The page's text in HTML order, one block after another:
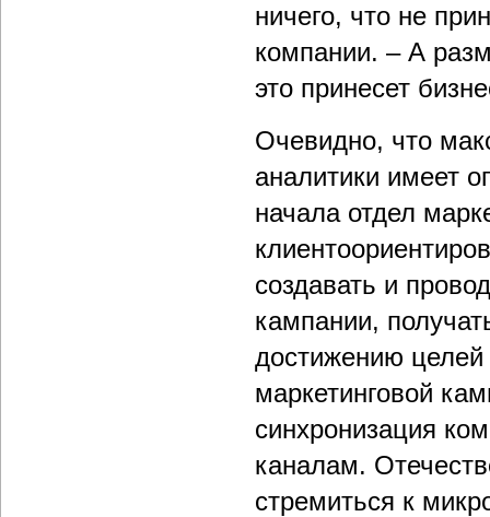
ничего, что не
компании. – А
это принесет
Очевидно, что
аналитики имеет
начала отдел
создавать и
кампании,
достижению целей
маркетинговой
синхронизация
каналам.
стремиться к